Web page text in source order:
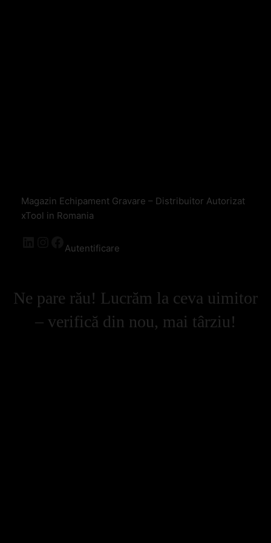
Magazin Echipament Gravare – Distribuitor Autorizat
xTool in Romania
Autentificare
Ne pare rău! Lucrăm la ceva uimitor
– verifică din nou, mai târziu!